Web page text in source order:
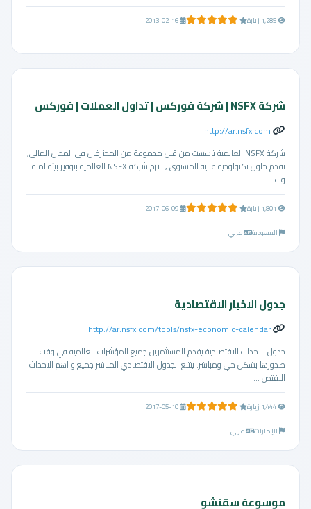
5.0 من 5 نجوم
شركة NSFX | شركة فوركس | تداول العملات | فوركس
http://ar.nsfx.com
شركة NSFX العالمية تاسست من قيل مجموعة من المحترفين في المجال المالي,
تقدم حلول تكنولوجية عالية المستوى , تلتزم شركة NSFX العالمية بتوفير بيئة امنة
وت ...
5.0 من 5 نجوم
السعودية
عربي
جدول الاخبار الاقتصادية
http://ar.nsfx.com/tools/nsfx-economic-calendar
جدول الاحداث الاقتصادية يقدم للمستثمرين جميع المؤشرات العالميه في وقت
صدورها بشكل حي ومباشر. يتتبع الجدول الاقتصادي المباشر جميع و اهم الاحداث
الاقتص ...
5.0 من 5 نجوم
الإمارات
عربي
موسوعة سقنشو